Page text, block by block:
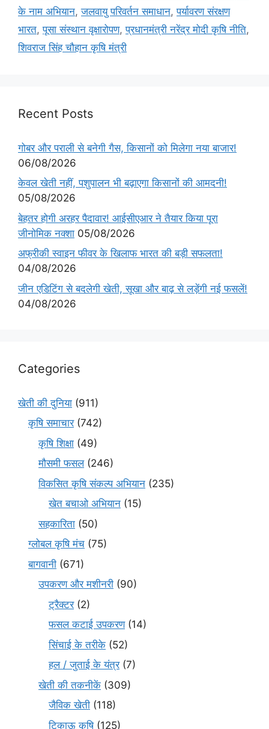
के नाम अभियान,जलवायु परिवर्तन समाधान,पर्यावरण संरक्षण
भारत,पूसा संस्थान वृक्षारोपण,प्रधानमंत्री नरेंद्र मोदी कृषि नीति,
शिवराज सिंह चौहान कृषि मंत्री
Recent Posts
गोबर और पराली से बनेगी गैस, किसानों को मिलेगा नया बाजार!
06/08/2026
केवल खेती नहीं, पशुपालन भी बढ़ाएगा किसानों की आमदनी!
05/08/2026
बेहतर होगी अरहर पैदावार! आईसीएआर ने तैयार किया पूरा
जीनोमिक नक्शा 05/08/2026
अफ्रीकी स्वाइन फीवर के खिलाफ भारत की बड़ी सफलता!
04/08/2026
जीन एडिटिंग से बदलेगी खेती, सूखा और बाढ़ से लड़ेंगी नई फसलें!
04/08/2026
Categories
खेती की दुनिया (911)
कृषि समाचार(742)
कृषि शिक्षा (49)
मौसमी फसल(246)
विकसित कृषि संकल्प अभियान (235)
खेत बचाओ अभियान (15)
सहकारिता (50)
ग्लोबल कृषि मंच (75)
बागवानी (671)
उपकरण और मशीनरी (90)
ट्रैक्टर(2)
फसल कटाई उपकरण(14)
सिंचाई के तरीके (52)
हल / जुताई के यंत्र(7)
खेती की तकनीकें (309)
जैविक खेती (118)
टिकाऊ कृषि(125)